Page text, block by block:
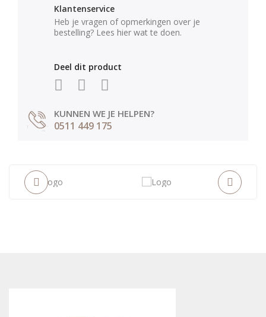
Klantenservice
Heb je vragen of opmerkingen over je
bestelling? Lees hier wat te doen.
Deel dit product
KUNNEN WE JE HELPEN?
0511 449 175